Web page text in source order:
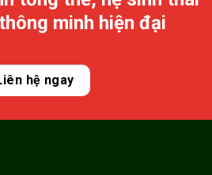
minh hiện đại
hệ ngay